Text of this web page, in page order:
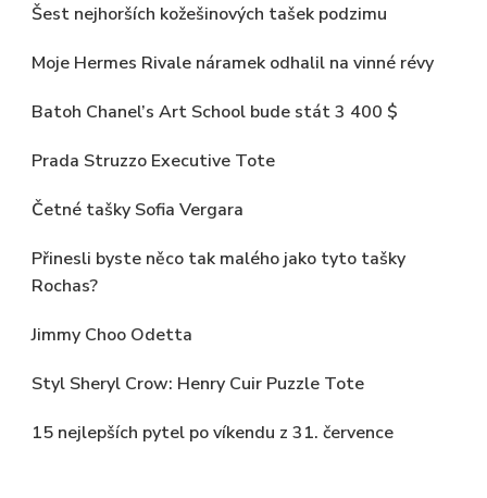
Šest nejhorších kožešinových tašek podzimu
Moje Hermes Rivale náramek odhalil na vinné révy
Batoh Chanel’s Art School bude stát 3 400 $
Prada Struzzo Executive Tote
Četné tašky Sofia Vergara
Přinesli byste něco tak malého jako tyto tašky
Rochas?
Jimmy Choo Odetta
Styl Sheryl Crow: Henry Cuir Puzzle Tote
15 nejlepších pytel po víkendu z 31. července